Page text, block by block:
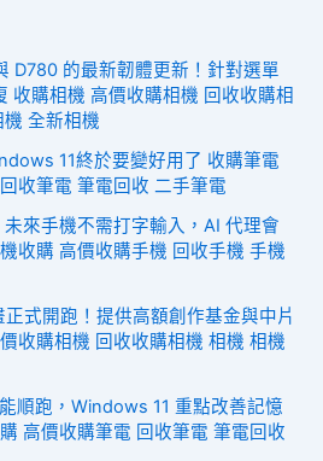
D780 的最新韌體更新！針對選單
收購相機 高價收購相機 回收收購相
全新相機
11終於要變好用了 收購筆電
收筆電 筆電回收 二手筆電
來手機不需打字輸入，AI 代理會
收購 高價收購手機 回收手機 手機
式開跑！提供高額創作基金與中片
收購相機 回收收購相機 相機 相機
順跑，Windows 11 重點改善記憶
高價收購筆電 回收筆電 筆電回收